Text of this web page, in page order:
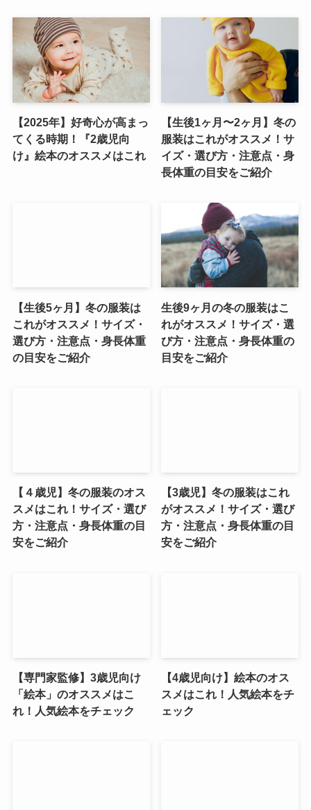
【2025年】好奇心が高まっ
てくる時期！『2歳児向
け』絵本のオススメはこれ
【生後1ヶ月〜2ヶ月】冬の
服装はこれがオススメ！サ
イズ・選び方・注意点・身
長体重の目安をご紹介
【生後5ヶ月】冬の服装は
これがオススメ！サイズ・
選び方・注意点・身長体重
の目安をご紹介
生後9ヶ月の冬の服装はこ
れがオススメ！サイズ・選
び方・注意点・身長体重の
目安をご紹介
【４歳児】冬の服装のオス
スメはこれ！サイズ・選び
方・注意点・身長体重の目
安をご紹介
【3歳児】冬の服装はこれ
がオススメ！サイズ・選び
方・注意点・身長体重の目
安をご紹介
【専門家監修】3歳児向け
「絵本」のオススメはこ
れ！人気絵本をチェック
【4歳児向け】絵本のオス
スメはこれ！人気絵本をチ
ェック